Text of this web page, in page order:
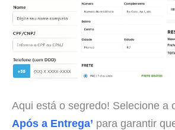
Aqui está o segredo! Selecione a
Após a Entrega’ para garantir